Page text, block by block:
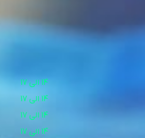
14 الی 17
14 الی 17
14 الی 17
14 الی 17